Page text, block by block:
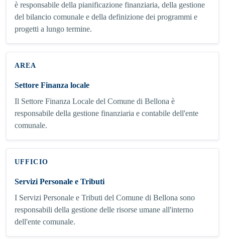
è responsabile della pianificazione finanziaria, della gestione
del bilancio comunale e della definizione dei programmi e
progetti a lungo termine.
AREA
Settore Finanza locale
Il Settore Finanza Locale del Comune di Bellona è
responsabile della gestione finanziaria e contabile dell'ente
comunale.
UFFICIO
Servizi Personale e Tributi
I Servizi Personale e Tributi del Comune di Bellona sono
responsabili della gestione delle risorse umane all'interno
dell'ente comunale.